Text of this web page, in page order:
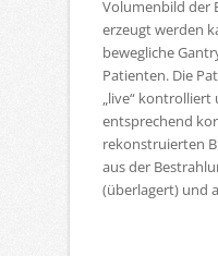
Volumenbild der
erzeugt werden
bewegliche
Patienten. Die
„live“
entsprechend
rekonstruierten
aus der
(überlagert) und